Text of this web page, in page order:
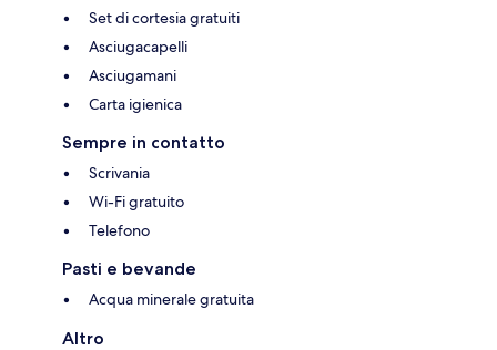
Set di cortesia gratuiti
Asciugacapelli
Asciugamani
Carta igienica
Sempre in contatto
Scrivania
Wi-Fi gratuito
Telefono
Pasti e bevande
Acqua minerale gratuita
Altro